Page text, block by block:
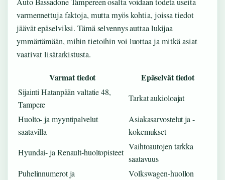
varmennettuja faktoja, mutta myös kohtia, joissa tiedot
jäävät epäselviksi. Tämä selvennys auttaa lukijaa
ymmärtämään, mihin tietoihin voi luottaa ja mitkä asiat
vaativat lisätarkistusta.
Varmat tiedot Epäselvät tiedot
Sijainti Hatanpään valtatie 48,
Tampere
Tarkat aukioloajat
Huolto- ja myyntipalvelut
saatavilla
Asiakasarvostelut ja -
kokemukset
Hyundai- ja Renault-huoltopisteet
Vaihtoautojen tarkka
saatavuus
Puhelinnumerot ja
Volkswagen-huollon